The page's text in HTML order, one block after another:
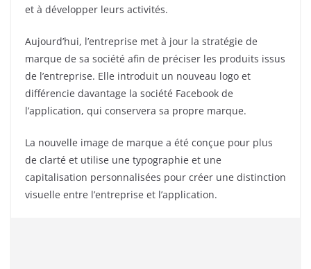
et à développer leurs activités.
Aujourd’hui, l’entreprise met à jour la stratégie de
marque de sa société afin de préciser les produits issus
de l’entreprise. Elle introduit un nouveau logo et
différencie davantage la société Facebook de
l’application, qui conservera sa propre marque.
La nouvelle image de marque a été conçue pour plus
de clarté et utilise une typographie et une
capitalisation personnalisées pour créer une distinction
visuelle entre l’entreprise et l’application.